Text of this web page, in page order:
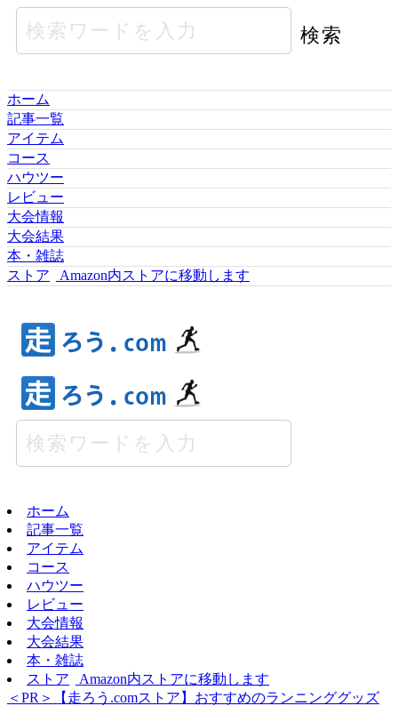
ホーム
記事一覧
アイテム
コース
ハウツー
レビュー
大会情報
大会結果
本・雑誌
ストア
Amazon内ストアに移動します
ホーム
記事一覧
アイテム
コース
ハウツー
レビュー
大会情報
大会結果
本・雑誌
ストア
Amazon内ストアに移動します
＜PR＞【走ろう.comストア】おすすめのランニンググッズ